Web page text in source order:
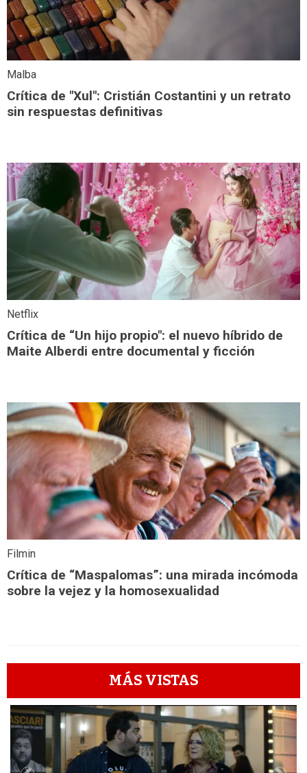
Malba
Crítica de "Xul": Cristián Costantini y un retrato
sin respuestas definitivas
Netflix
Crítica de “Un hijo propio": el nuevo híbrido de
Maite Alberdi entre documental y ficción
Filmin
Crítica de “Maspalomas”: una mirada incómoda
sobre la vejez y la homosexualidad
MÁS VISTAS
1